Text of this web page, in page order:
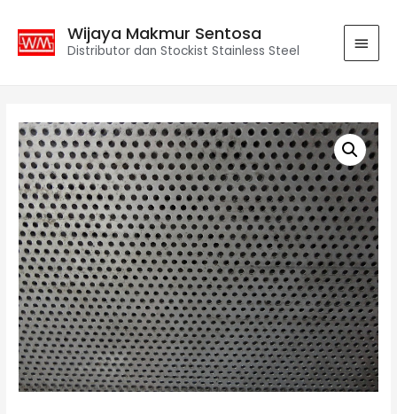
Wijaya Makmur Sentosa
Distributor dan Stockist Stainless Steel